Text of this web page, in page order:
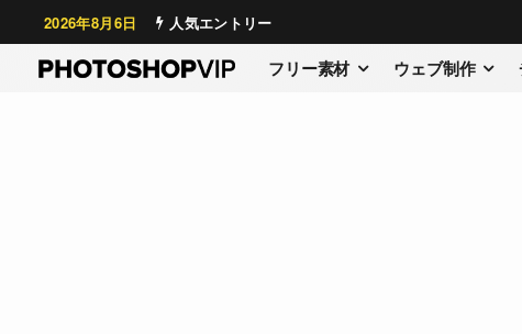
2026年8月6日 人気エントリー
フリー素材 ウェブ制作